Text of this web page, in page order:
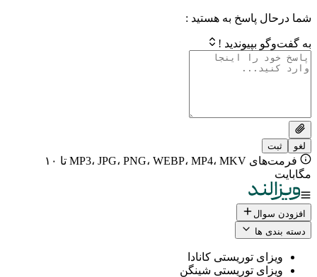
پاسخ به هستید :
!
فرمت‌های MP3، JPG، PNG، WEBP، MP4، MKV تا ۱۰
ها
توریستی کانادا
توریستی شینگن